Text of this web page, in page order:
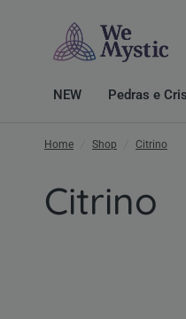
NEW Pedras e
Home Shop Citrino
Citrino